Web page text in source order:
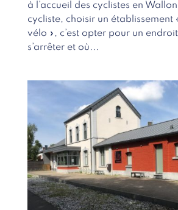
à l’accueil des cyclistes en
cycliste, choisir un établissement
vélo », c’est opter pour un
s’arrêter et où...